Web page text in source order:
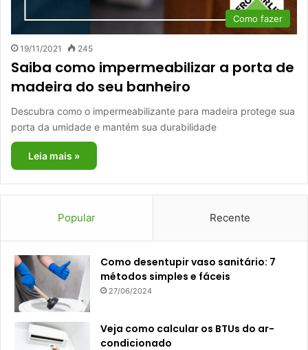
Como fazer
19/11/2021 245
Saiba como impermeabilizar a porta de
madeira do seu banheiro
Descubra como o impermeabilizante para madeira protege sua
porta da umidade e mantém sua durabilidade
Leia mais »
Popular Recente
Como desentupir vaso sanitário: 7
métodos simples e fáceis
27/06/2024
Veja como calcular os BTUs do ar-
condicionado